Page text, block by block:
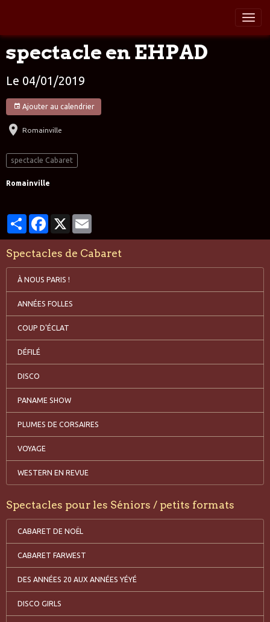
spectacle en EHPAD
Le 04/01/2019
Ajouter au calendrier
Romainville
spectacle Cabaret
Romainville
PartagerFacebook
X
Spectacles de Cabaret
À NOUS PARIS !
ANNÉES FOLLES
COUP D'ÉCLAT
DÉFILÉ
DISCO
PANAME SHOW
PLUMES DE CORSAIRES
VOYAGE
WESTERN EN REVUE
Spectacles pour les Séniors / petits formats
CABARET DE NOËL
CABARET FARWEST
DES ANNÉES 20 AUX ANNÉES YÉYÉ
DISCO GIRLS